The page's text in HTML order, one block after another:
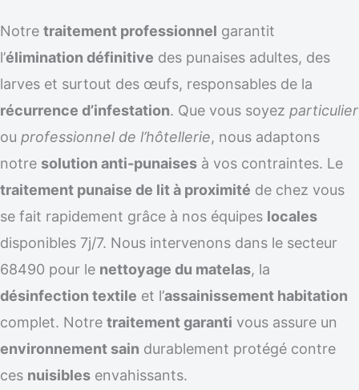
Notre traitement professionnel garantit
l’élimination définitive des punaises adultes, des
larves et surtout des œufs, responsables de la
récurrence d’infestation. Que vous soyez particulier
ou professionnel de l’hôtellerie, nous adaptons
notre solution anti-punaises à vos contraintes. Le
traitement punaise de lit à proximité de chez vous
se fait rapidement grâce à nos équipes locales
disponibles 7j/7. Nous intervenons dans le secteur
68490 pour le nettoyage du matelas, la
désinfection textile et l’assainissement habitation
complet. Notre traitement garanti vous assure un
environnement sain durablement protégé contre
ces nuisibles envahissants.